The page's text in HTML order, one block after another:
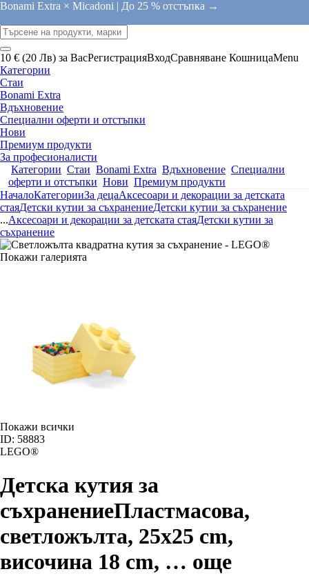
Bonami Extra × Micadoni | До 25 % отстъпка →
10 € (20 Лв) за ВасРегистрацияВходСравняване КошницаMenu
Категории
Стаи
Bonami Extra
Вдъхновение
Специални оферти и отстъпки
Нови
Премиум продукти
За професионалисти
Категории Стаи Bonami Extra Вдъхновение Специални
оферти и отстъпки Нови Премиум продукти
НачалоКатегорииЗа децаАксесоари и декорации за детската
стаяДетски кутии за съхранениеДетски кутии за съхранение
...Аксесоари и декорации за детската стаяДетски кутии за
съхранение
Покажи галерията
Покажи всички
ID: 58883
LEGO®
Детска кутия за
съхранениеПластмасова,
светложълта, 25x25 cm,
височина 18 cm, … още